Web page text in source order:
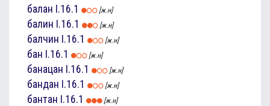
балан I.16.1 [ж.н]
балин I.16.1 [ж.н]
балчин I.16.1 [ж.н]
бан I.16.1 [ж.н]
банацан I.16.1 [ж.н]
бандан I.16.1 [ж.н]
бантан I.16.1 [ж.н]